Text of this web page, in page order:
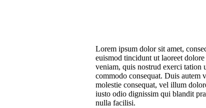
Lorem ipsum dolor sit amet,
euismod tincidunt ut laoreet
veniam, quis nostrud exerci tation
commodo consequat. Duis autem
molestie consequat, vel illum
iusto odio dignissim qui blandit
nulla facilisi.